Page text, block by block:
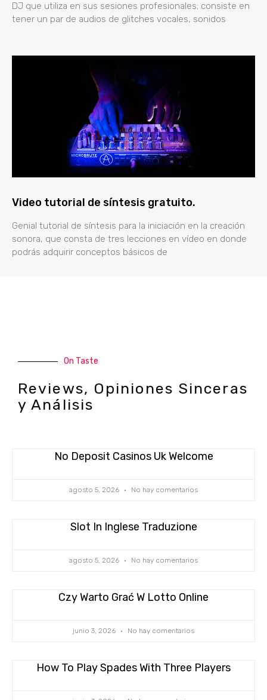
DJ que utiliza en sus sesiones profesionales; consiste en
tener un par de audios de glitches vocales, sonidos
Video tutorial de síntesis gratuito.
Genial tutorial de síntesis para la iniciación en la creación
sonora, que consta de tres lecciones en vídeo en donde
podrás adquirir conceptos básicos de
On Taste
Reviews, Opiniones Sinceras
y Análisis
No Deposit Casinos Uk Welcome
agosto 5, 2026 No hay comentarios
Slot In Inglese Traduzione
agosto 5, 2026 No hay comentarios
Czy Warto Grać W Lotto Online
junio 3, 2026 No hay comentarios
How To Play Spades With Three Players